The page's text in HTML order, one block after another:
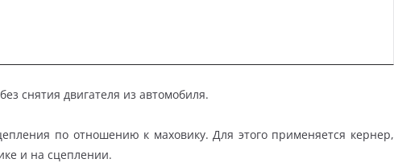
снятия двигателя из автомобиля.
по отношению к маховику. Для этого применяется кернер,
и на сцеплении.